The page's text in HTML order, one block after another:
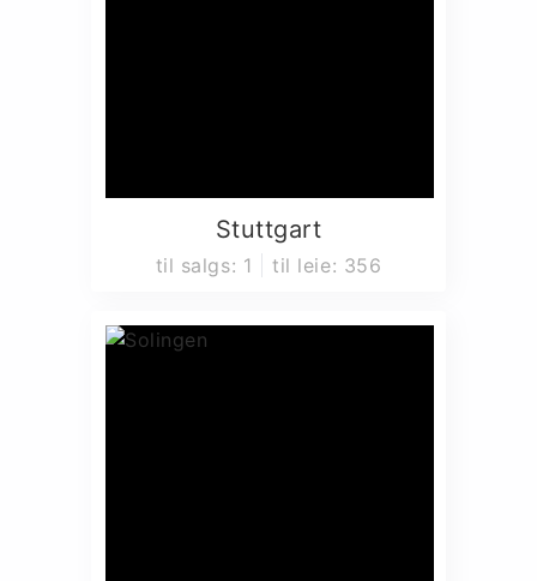
Stuttgart
til salgs: 1 til leie: 356